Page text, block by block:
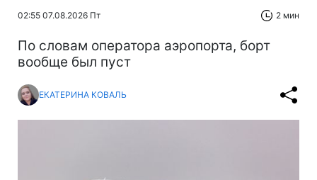
02:55 07.08.2026 Пт 2 мин
По словам оператора аэропорта, борт
вообще был пуст
ЕКАТЕРИНА КОВАЛЬ